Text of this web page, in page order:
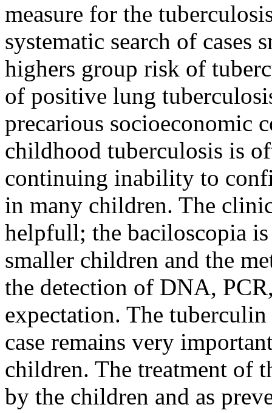
measure for the
systematic search of cases
highers group risk of
of positive lung
precarious socioeconomic
childhood tuberculosis is
continuing inability to
in many children. The
helpfull; the baciloscopia
smaller children and the
the detection of DNA,
expectation. The
case remains very
children. The treatment of
by the children and as